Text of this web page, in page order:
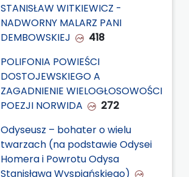
STANISŁAW WITKIEWICZ -
NADWORNY MALARZ PANI
DEMBOWSKIEJ
418
POLIFONIA POWIEŚCI
DOSTOJEWSKIEGO A
ZAGADNIENIE WIELOGŁOSOWOŚCI
POEZJI NORWIDA
272
Odyseusz – bohater o wielu
twarzach (na podstawie Odysei
Homera i Powrotu Odysa
Stanisława Wyspiańskiego)